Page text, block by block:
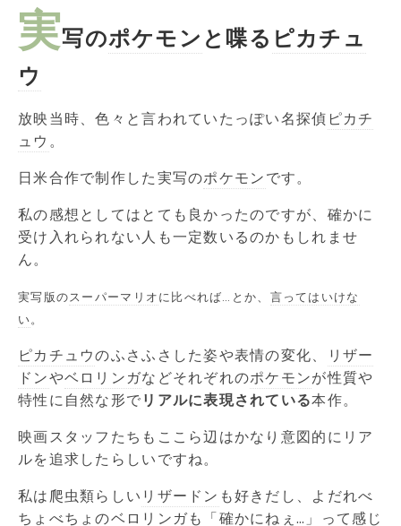
実写のポケモン と喋る ピカチュ
ウ
放映当時、色々と言われていたっぽい名探偵 ピカチ
ュウ 。
日米合作で制作した実写のポケモンです。
私の感想としてはとても良かったのですが、確かに
受け入れられない人も一定数いるのかもしれませ
ん。
実写版のスーパーマリオに比べれば…とか、 言ってはいけな
い。
ピカチュウのふさふさした姿や表情の変化、
リザー
ドンやベロリンガなどそれぞれのポケモンが性質や
特性に自然な形でリアルに表現されている本作。
映画スタッフたちもここら辺はかなり意図的にリア
ルを追求したらしいですね。
私は爬虫類らしい リザードン も好きだし、よだれべ
ちょべちょのベロリンガも「確かにねぇ…」って感じ